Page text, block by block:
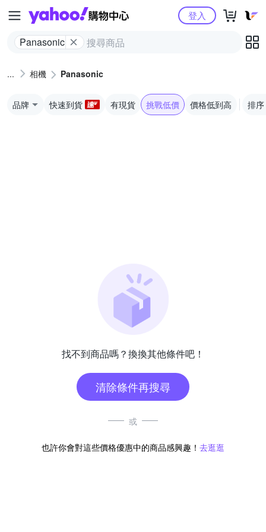
Yahoo購物中心
Panasonic
登入
相機 Panasonic
品牌 快速到貨 有現貨 挑戰低價 價格低到高 排序
找不到商品嗎？換換其他條件吧！
清除條件再搜尋
或
也許你會對這些價格優惠中的商品感興趣！ 去逛逛